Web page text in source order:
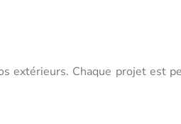
extérieurs. Chaque projet est